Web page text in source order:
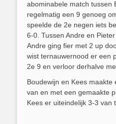
abominabele match tussen
regelmatig een 9 genoeg
speelde de 2e negen iets
6-0. Tussen Andre en
Andre ging fier met 2 up
wist ternauwernood er een
2e 9 en verloor derhalve
Boudewijn en Kees maakte
van en met een gemaakte
Kees er uiteindelijk 3-3 van